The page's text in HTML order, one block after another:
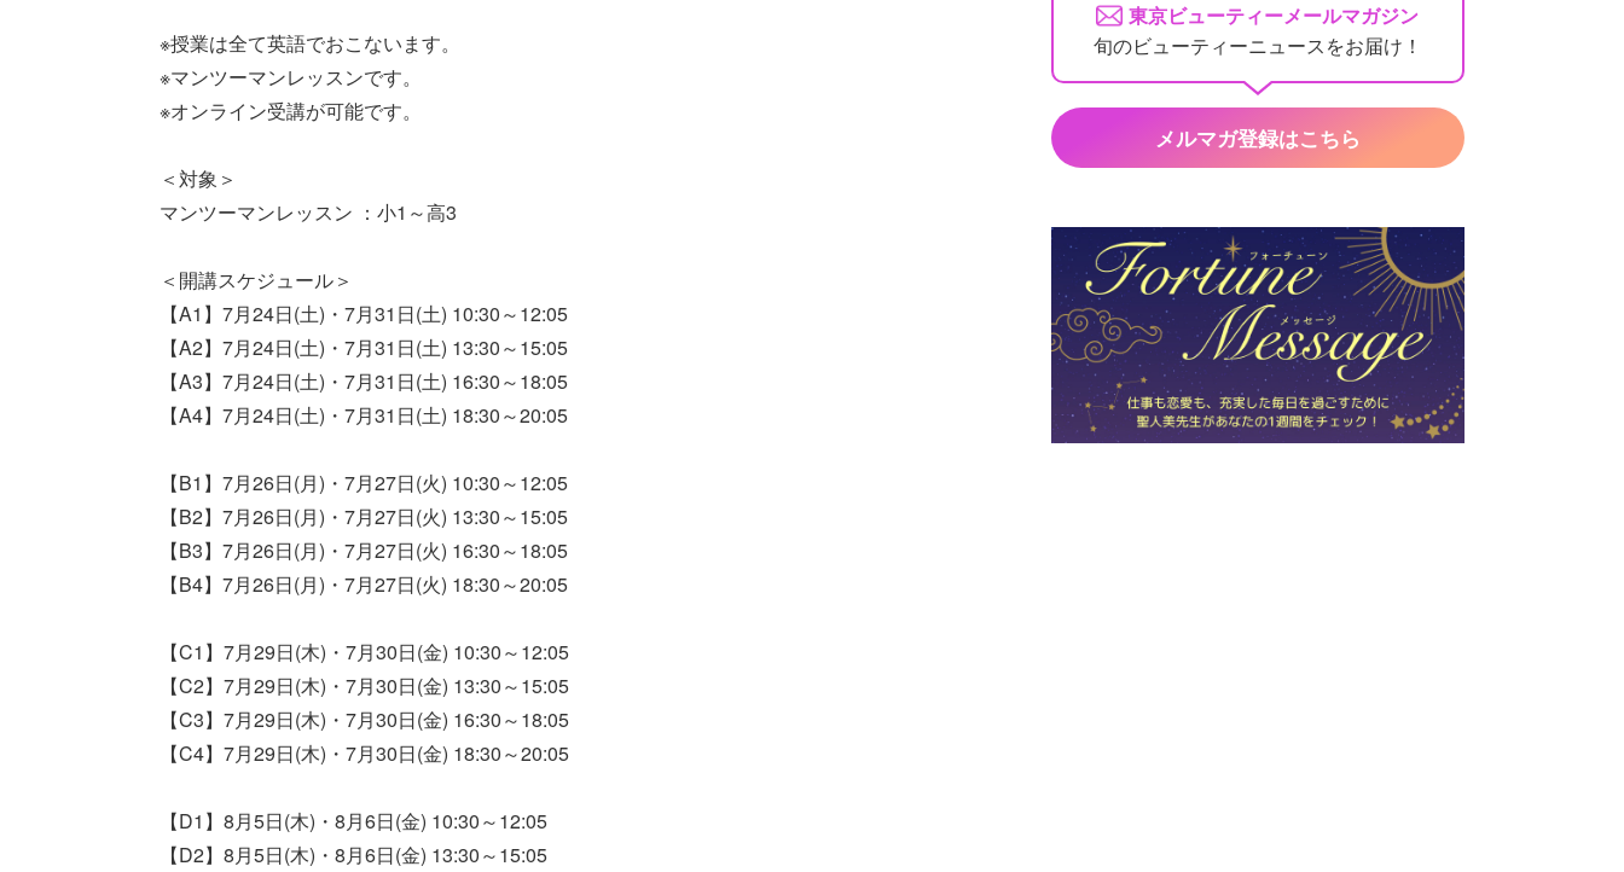
※授業は全て英語でおこないます。
※マンツーマンレッスンです。
※オンライン受講が可能です。
＜対象＞
マンツーマンレッスン ：小1～高3
＜開講スケジュール＞
【A1】7月24日(土)・7月31日(土) 10:30～12:05
【A2】7月24日(土)・7月31日(土) 13:30～15:05
【A3】7月24日(土)・7月31日(土) 16:30～18:05
【A4】7月24日(土)・7月31日(土) 18:30～20:05
【B1】7月26日(月)・7月27日(火) 10:30～12:05
【B2】7月26日(月)・7月27日(火) 13:30～15:05
【B3】7月26日(月)・7月27日(火) 16:30～18:05
【B4】7月26日(月)・7月27日(火) 18:30～20:05
【C1】7月29日(木)・7月30日(金) 10:30～12:05
【C2】7月29日(木)・7月30日(金) 13:30～15:05
【C3】7月29日(木)・7月30日(金) 16:30～18:05
【C4】7月29日(木)・7月30日(金) 18:30～20:05
【D1】8月5日(木)・8月6日(金) 10:30～12:05
【D2】8月5日(木)・8月6日(金) 13:30～15:05
東京ビューティーメールマガジン
旬のビューティーニュースをお届け！
メルマガ登録はこちら